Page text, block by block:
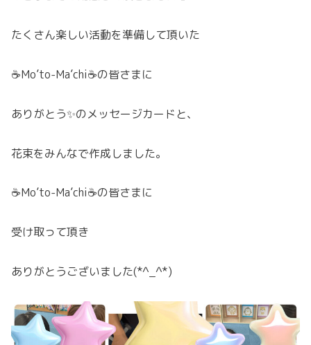
たくさん楽しい活動を準備して頂いた
☕Mo’to-Ma’chi☕の皆さまに
ありがとう✨のメッセージカードと、
花束をみんなで作成しました。
☕Mo’to-Ma’chi☕の皆さまに
受け取って頂き
ありがとうございました(*^_^*)